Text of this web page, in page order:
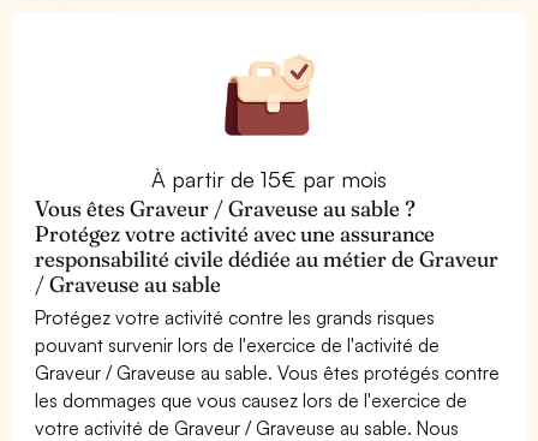
À partir de 15€ par mois
Vous êtes Graveur / Graveuse au sable ?
Protégez votre activité avec une assurance
responsabilité civile dédiée au métier de Graveur
/ Graveuse au sable
Protégez votre activité contre les grands risques
pouvant survenir lors de l'exercice de l'activité de
Graveur / Graveuse au sable. Vous êtes protégés contre
les dommages que vous causez lors de l'exercice de
votre activité de Graveur / Graveuse au sable. Nous